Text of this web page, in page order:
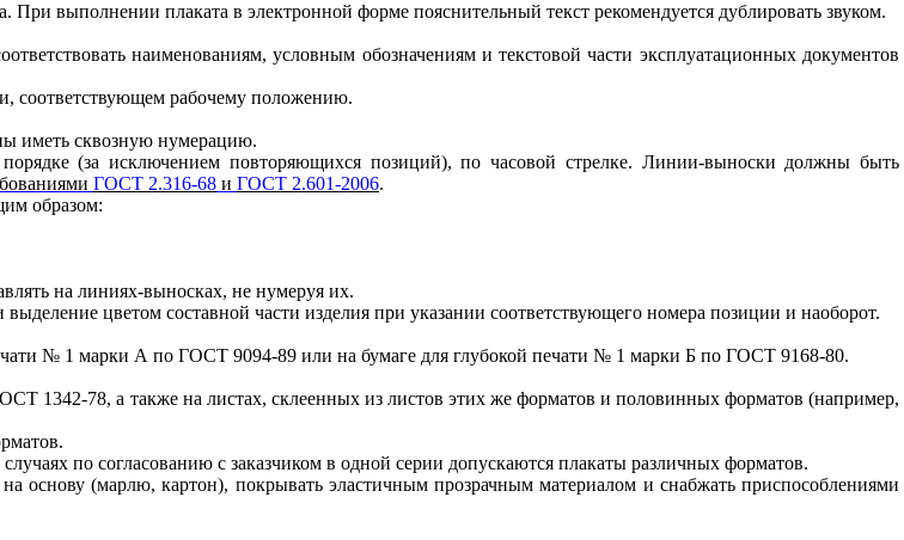
выполнении плаката в электронной форме пояснительный текст рекомендуется дублировать звуком.
наименованиям, условным обозначениям и текстовой части эксплуатационных документов
соответствующем рабочему положению.
иметь сквозную нумерацию.
(за исключением повторяющихся позиций), по часовой стрелке. Линии-выноски должны быть
ГОСТ 2.316-68 и ГОСТ 2.601-2006.
образом:
на линиях-выносках, не нумеруя их.
цветом составной части изделия при указании соответствующего номера позиции и наоборот.
№ 1 марки А по ГОСТ 9094-89 или на бумаге для глубокой печати № 1 марки Б по ГОСТ 9168-80.
1342-78, а также на листах, склеенных из листов этих же форматов и половинных форматов (например,
по согласованию с заказчиком в одной серии допускаются плакаты различных форматов.
основу (марлю, картон), покрывать эластичным прозрачным материалом и снабжать приспособлениями